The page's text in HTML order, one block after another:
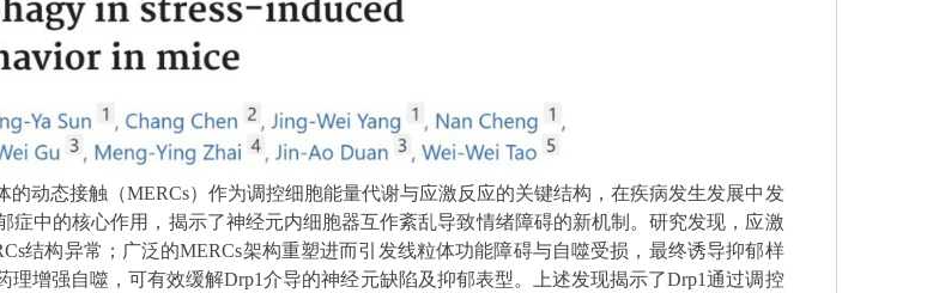
的动态接触（MERCs）作为调控细胞能量代谢与应激反应的关键结构，在疾病发生发展中发
症中的核心作用，揭示了神经元内细胞器互作紊乱导致情绪障碍的新机制。研究发现，应激
结构异常；广泛的MERCs架构重塑进而引发线粒体功能障碍与自噬受损，最终诱导抑郁样
理增强自噬，可有效缓解Drp1介导的神经元缺陷及抑郁表型。上述发现揭示了Drp1通过调控